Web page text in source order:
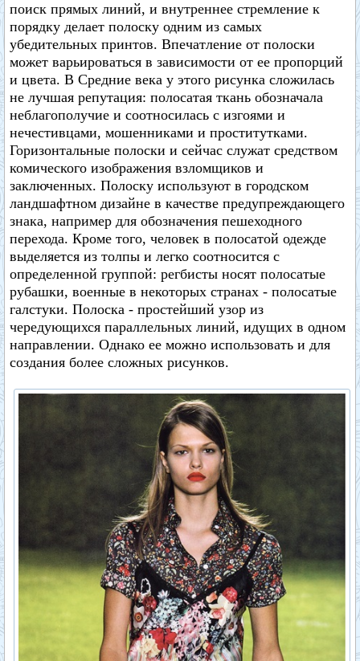
поиск прямых линий, и внутреннее стремление к
порядку делает полоску одним из самых
убедительных принтов. Впечатление от полоски
может варьироваться в зависимости от ее пропорций
и цвета. В Средние века у этого рисунка сложилась
не лучшая репутация: полосатая ткань обозначала
неблагополучие и соотносилась с изгоями и
нечестивцами, мошенниками и проститутками.
Горизонтальные полоски и сейчас служат средством
комического изображения взломщиков и
заключенных. Полоску используют в городском
ландшафтном дизайне в качестве предупреждающего
знака, например для обозначения пешеходного
перехода. Кроме того, человек в полосатой одежде
выделяется из толпы и легко соотносится с
определенной группой: регбисты носят полосатые
рубашки, военные в некоторых странах - полосатые
галстуки. Полоска - простейший узор из
чередующихся параллельных линий, идущих в одном
направлении. Однако ее можно использовать и для
создания более сложных рисунков.